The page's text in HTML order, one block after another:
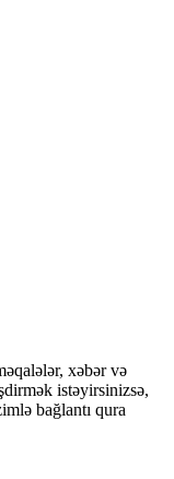
xəbər və
istəyirsinizsə,
bağlantı qura